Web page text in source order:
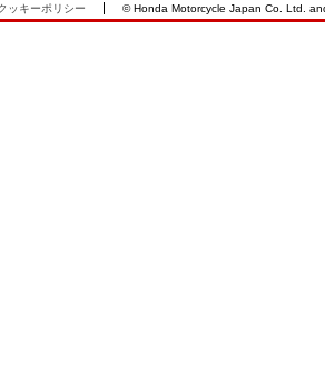
ッキーポリシー © Honda Motorcycle Japan Co. Ltd.